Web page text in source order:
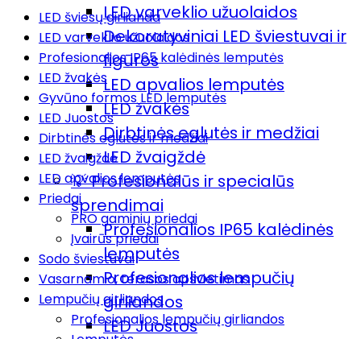
LED varveklio užuolaidos
Dekoratyviniai LED šviestuvai ir
figūros
LED apvalios lemputės
LED žvakės
Dirbtinės eglutės ir medžiai
LED žvaigždė
💡 Profesionalūs ir specialūs
sprendimai
Profesionalios IP65 kalėdinės
lemputės
Profesionalios lempučių
girliandos
LED Juostos
LED šviesų girlianda
LED varveklio užuolaidos
Profesionalios IP65 kalėdinės lemputės
LED žvakės
Gyvūno formos LED lemputės
LED Juostos
Dirbtinės eglutės ir medžiai
LED žvaigždė
LED apvalios lemputės
Priedai
PRO gaminių priedai
Įvairūs priedai
Sodo šviestuvai
Vasarnamio, terasos apšvietimas
Lempučių girliandos
Profesionalios lempučių girliandos